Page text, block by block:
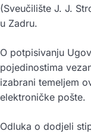
(Sveučilište J. J.
u Zadru.
O potpisivanju
pojedinostima
izabrani temeljem
elektroničke pošte.
Odluka o dodjeli